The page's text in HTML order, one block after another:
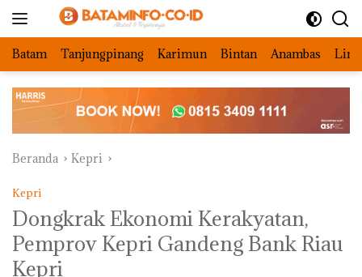
Batam Tanjungpinang Karimun Bintan Anambas
Beranda Kepri
Kepri
Dongkrak Ekonomi Kerakyatan,
Pemprov Kepri Gandeng Bank Riau
Kepri